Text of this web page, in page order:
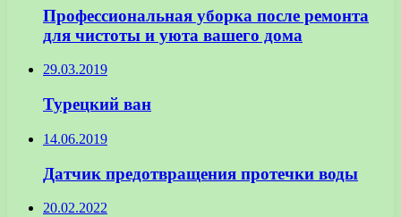
Профессиональная уборка после ремонта
для чистоты и уюта вашего дома
29.03.2019
Турецкий ван
14.06.2019
Датчик предотвращения протечки воды
20.02.2022